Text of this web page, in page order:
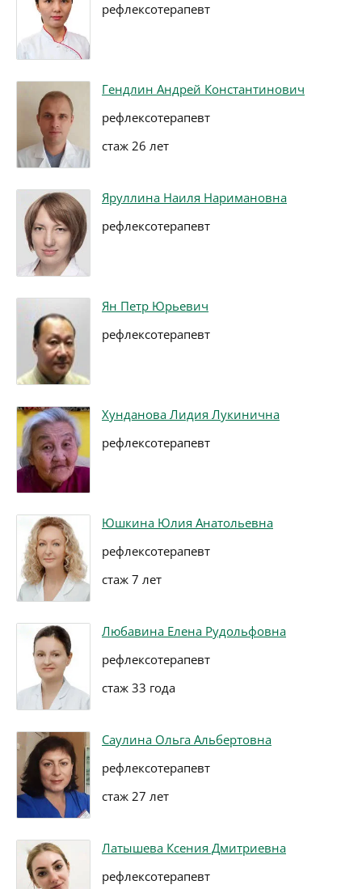
рефлексотерапевт
Гендлин Андрей Константинович
рефлексотерапевт
стаж 26 лет
Яруллина Наиля Наримановна
рефлексотерапевт
Ян Петр Юрьевич
рефлексотерапевт
Хунданова Лидия Лукинична
рефлексотерапевт
Юшкина Юлия Анатольевна
рефлексотерапевт
стаж 7 лет
Любавина Елена Рудольфовна
рефлексотерапевт
стаж 33 года
Саулина Ольга Альбертовна
рефлексотерапевт
стаж 27 лет
Латышева Ксения Дмитриевна
рефлексотерапевт